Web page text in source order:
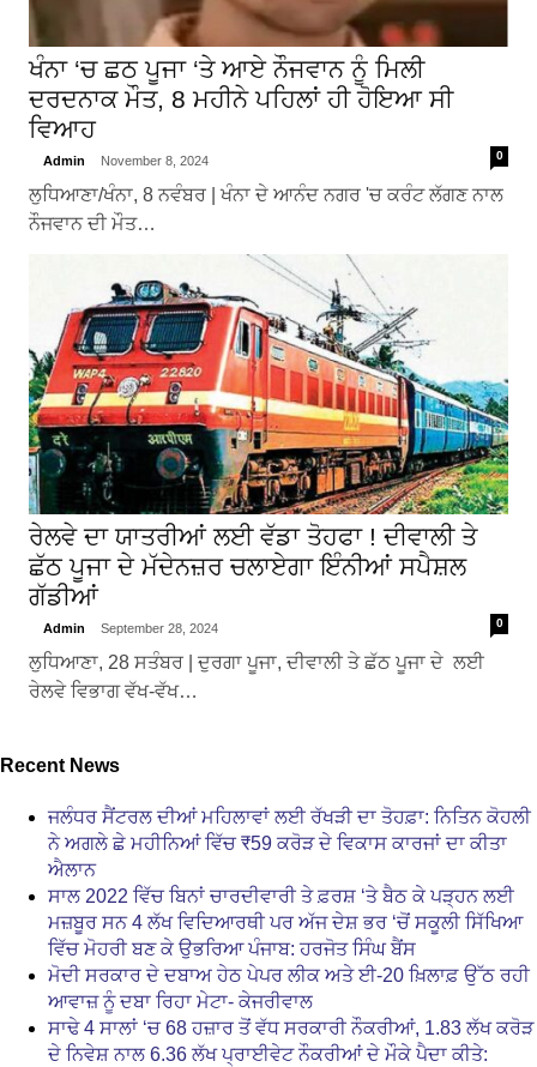
ਖੰਨਾ ‘ਚ ਛਠ ਪੂਜਾ ‘ਤੇ ਆਏ ਨੌਜਵਾਨ ਨੂੰ ਮਿਲੀ
ਦਰਦਨਾਕ ਮੌਤ, 8 ਮਹੀਨੇ ਪਹਿਲਾਂ ਹੀ ਹੋਇਆ ਸੀ
ਵਿਆਹ
Admin November 8, 2024 0
ਲੁਧਿਆਣਾ/ਖੰਨਾ, 8 ਨਵੰਬਰ | ਖੰਨਾ ਦੇ ਆਨੰਦ ਨਗਰ 'ਚ ਕਰੰਟ ਲੱਗਣ ਨਾਲ
ਨੌਜਵਾਨ ਦੀ ਮੌਤ…
ਰੇਲਵੇ ਦਾ ਯਾਤਰੀਆਂ ਲਈ ਵੱਡਾ ਤੋਹਫਾ ! ਦੀਵਾਲੀ ਤੇ
ਛੱਠ ਪੂਜਾ ਦੇ ਮੱਦੇਨਜ਼ਰ ਚਲਾਏਗਾ ਇੰਨੀਆਂ ਸਪੈਸ਼ਲ
ਗੱਡੀਆਂ
Admin September 28, 2024 0
ਲੁਧਿਆਣਾ, 28 ਸਤੰਬਰ | ਦੁਰਗਾ ਪੂਜਾ, ਦੀਵਾਲੀ ਤੇ ਛੱਠ ਪੂਜਾ ਦੇ ਲਈ
ਰੇਲਵੇ ਵਿਭਾਗ ਵੱਖ-ਵੱਖ…
Recent News
ਜਲੰਧਰ ਸੈਂਟਰਲ ਦੀਆਂ ਮਹਿਲਾਵਾਂ ਲਈ ਰੱਖੜੀ ਦਾ ਤੋਹਫ਼ਾ: ਨਿਤਿਨ ਕੋਹਲੀ
ਨੇ ਅਗਲੇ ਛੇ ਮਹੀਨਿਆਂ ਵਿੱਚ ₹59 ਕਰੋੜ ਦੇ ਵਿਕਾਸ ਕਾਰਜਾਂ ਦਾ ਕੀਤਾ
ਐਲਾਨ
ਸਾਲ 2022 ਵਿੱਚ ਬਿਨਾਂ ਚਾਰਦੀਵਾਰੀ ਤੇ ਫ਼ਰਸ਼ ‘ਤੇ ਬੈਠ ਕੇ ਪੜ੍ਹਨ ਲਈ
ਮਜ਼ਬੂਰ ਸਨ 4 ਲੱਖ ਵਿਦਿਆਰਥੀ ਪਰ ਅੱਜ ਦੇਸ਼ ਭਰ ‘ਚੋਂ ਸਕੂਲੀ ਸਿੱਖਿਆ
ਵਿੱਚ ਮੋਹਰੀ ਬਣ ਕੇ ਉਭਰਿਆ ਪੰਜਾਬ: ਹਰਜੋਤ ਸਿੰਘ ਬੈਂਸ
ਮੋਦੀ ਸਰਕਾਰ ਦੇ ਦਬਾਅ ਹੇਠ ਪੇਪਰ ਲੀਕ ਅਤੇ ਈ-20 ਖ਼ਿਲਾਫ਼ ਉੱਠ ਰਹੀ
ਆਵਾਜ਼ ਨੂੰ ਦਬਾ ਰਿਹਾ ਮੇਟਾ- ਕੇਜਰੀਵਾਲ
ਸਾਢੇ 4 ਸਾਲਾਂ ‘ਚ 68 ਹਜ਼ਾਰ ਤੋਂ ਵੱਧ ਸਰਕਾਰੀ ਨੌਕਰੀਆਂ, 1.83 ਲੱਖ ਕਰੋੜ
ਦੇ ਨਿਵੇਸ਼ ਨਾਲ 6.36 ਲੱਖ ਪ੍ਰਾਈਵੇਟ ਨੌਕਰੀਆਂ ਦੇ ਮੌਕੇ ਪੈਦਾ ਕੀਤੇ: